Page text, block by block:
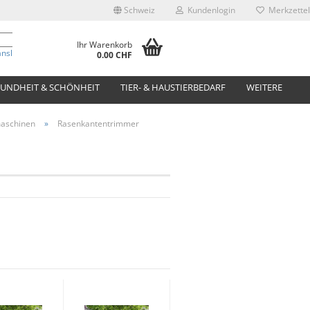
Schweiz Kundenlogin Merkzettel
Ihr Warenkorb
0.00 CHF
& SCHÖNHEIT TIER- & HAUSTIERBEDARF WEITERE
» Rasenkantentrimmer